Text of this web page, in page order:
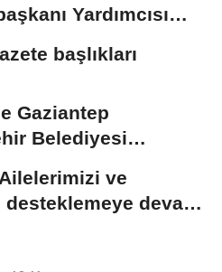
Yardımcısı
başlıkları
Gaziantep
Belediyesi
ve
desteklemeye devam